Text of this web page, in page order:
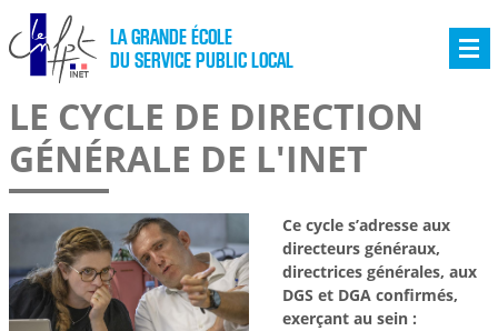
LA GRANDE ÉCOLE
DU SERVICE PUBLIC LOCAL
LE CYCLE DE DIRECTION
GÉNÉRALE DE L'INET
Ce cycle s’adresse aux
directeurs généraux,
directrices générales, aux
DGS et DGA confirmés,
exerçant au sein :